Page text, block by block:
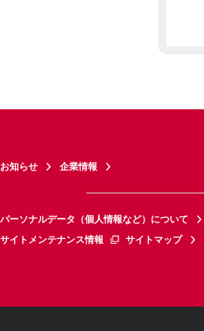
お知らせ 企業情報
パーソナルデータ（個人情報など）について
サイトメンテナンス情報
サイトマップ